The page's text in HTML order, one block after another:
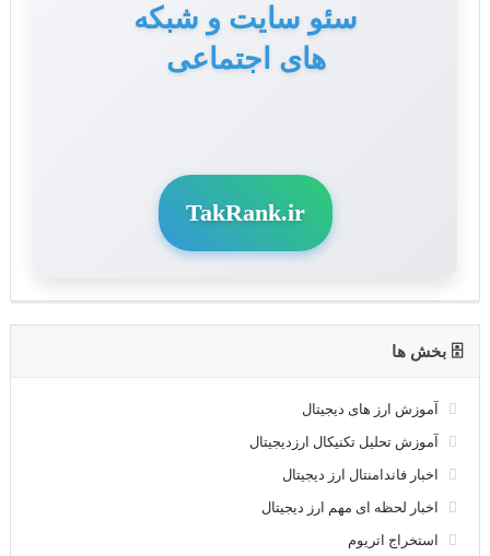
سئو سایت و شبکه
های اجتماعی
TakRank.ir
🗄 بخش ها
آموزش ارز های دیجیتال
آموزش تحلیل تکنیکال ارزدیجیتال
اخبار فاندامنتال ارز دیجیتال
اخبار لحظه ای مهم ارز دیجیتال
استخراج اتریوم